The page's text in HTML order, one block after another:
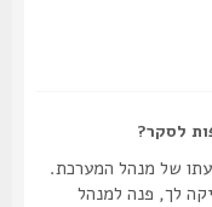
מנהל המערכת.
פנה למנהל